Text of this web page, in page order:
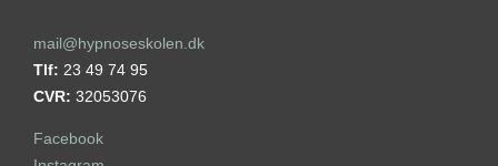
mail@hypnoseskolen.dk
Tlf: 23 49 74 95
CVR: 32053076
Facebook